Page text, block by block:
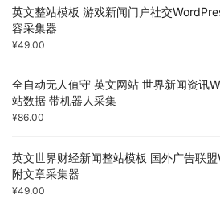
英文整站模板 游戏新闻门户社交
容采集器
¥49.00
全自动无人值守 英文网站 世界新闻资讯
站数据 带机器人采集
¥86.00
英文世界财经新闻整站模板 国外广告联
附文章采集器
¥49.00